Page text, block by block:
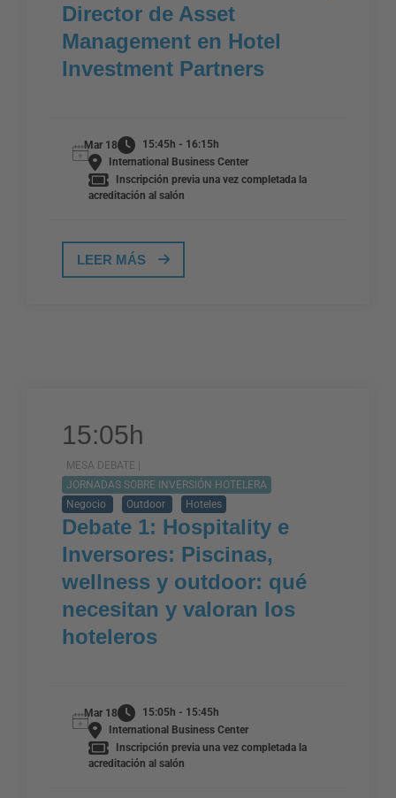
Director de Asset
Management en Hotel
Investment Partners
Mar 18
15:45h - 16:15h
International Business Center
Inscripción previa una vez completada la
acreditación al salón
LEER MÁS
15:05h
MESA DEBATE |
JORNADAS SOBRE INVERSIÓN HOTELERA
Negocio
Outdoor Hoteles
Debate 1: Hospitality e
Inversores: Piscinas,
wellness y outdoor: qué
necesitan y valoran los
hoteleros
Mar 18
15:05h - 15:45h
International Business Center
Inscripción previa una vez completada la
acreditación al salón